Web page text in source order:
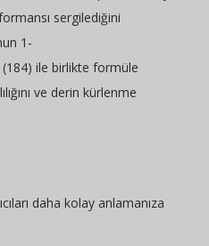
sergilediğini
1-
ile birlikte formüle
ve derin kürlenme
daha kolay anlamanıza